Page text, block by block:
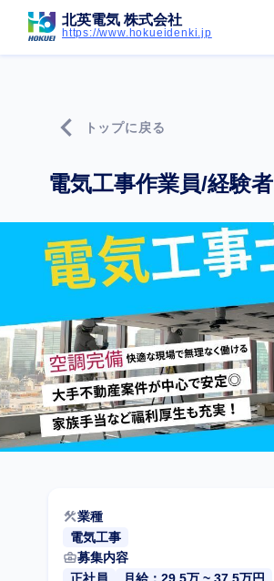
北英電気 株式会社
https://www.hokueidenki.jp
chevron_left トップに戻る
電気工事作業員/経験者
construction業種
電気工事
business_center募集内容